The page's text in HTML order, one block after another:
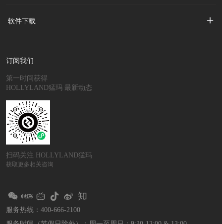
软件下载
订阅我们
第一时间获得
HOLLYLAND猛玛 最新动态
扫码关注 HOLLYLAND猛玛
获取更多相关咨询
服务热线：400-666-2100